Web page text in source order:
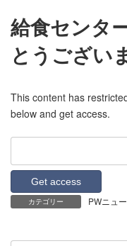
給食センタ
とうござい
This content has
below and get access.
カテゴリー PWニュ